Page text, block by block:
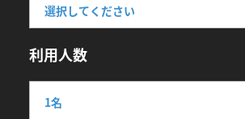
利用人数